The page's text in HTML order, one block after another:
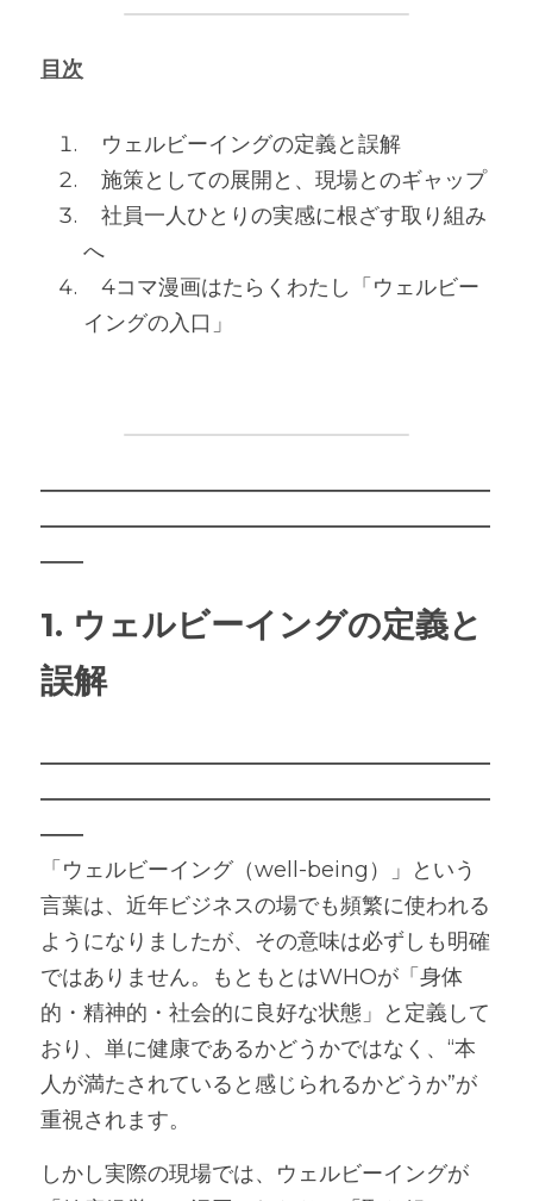
目次
   ウェルビーイングの定義と誤解
   施策としての展開と、現場とのギャップ
へ
イングの入口」
―――――――――――――――――――――
―――――――――――――――――――――
――
1. ウェルビーイングの定義と
誤解
―――――――――――――――――――――
―――――――――――――――――――――
――
「ウェルビーイング（well-being）」という
言葉は、近年ビジネスの場でも頻繁に使われる
ようになりましたが、その意味は必ずしも明確
ではありません。もともとはWHOが「身体
的・精神的・社会的に良好な状態」と定義して
おり、単に健康であるかどうかではなく、“本
人が満たされていると感じられるかどうか”が
重視されます。
しかし実際の現場では、ウェルビーイングが